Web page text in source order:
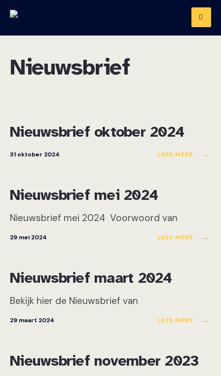
deSkip
Nieuwsbrief
Nieuwsbrief oktober 2024
31 oktober 2024 LEES MEER →
Nieuwsbrief mei 2024
Nieuwsbrief mei 2024 Voorwoord van
29 mei 2024 LEES MEER →
Nieuwsbrief maart 2024
Bekijk hier de Nieuwsbrief van
29 maart 2024 LEES MEER →
Nieuwsbrief november 2023